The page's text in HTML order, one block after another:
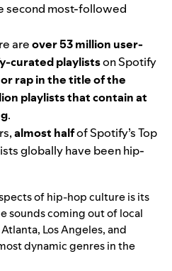
second most-followed
areover 53 million user-
curated playlistson Spotify
rap in the title of the
playlists that contain at
.
almost halfof Spotify’s Top
globally have been hip-
of hip-hop culture is its
sounds coming out of local
Los Angeles, and
dynamic genres in the